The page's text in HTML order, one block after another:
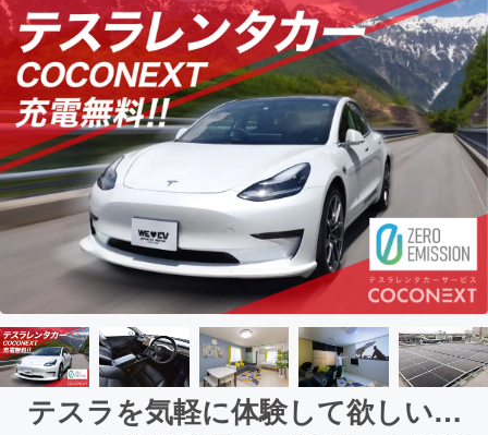
テスラを気軽に体験して欲しい…